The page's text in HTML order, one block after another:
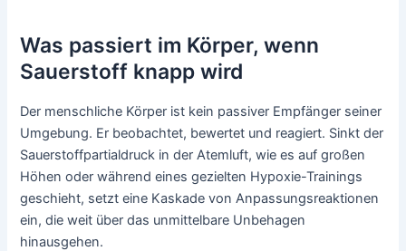
Was passiert im Körper, wenn
Sauerstoff knapp wird
Der menschliche Körper ist kein passiver Empfänger seiner
Umgebung. Er beobachtet, bewertet und reagiert. Sinkt der
Sauerstoffpartialdruck in der Atemluft, wie es auf großen
Höhen oder während eines gezielten Hypoxie-Trainings
geschieht, setzt eine Kaskade von Anpassungsreaktionen
ein, die weit über das unmittelbare Unbehagen
hinausgehen.